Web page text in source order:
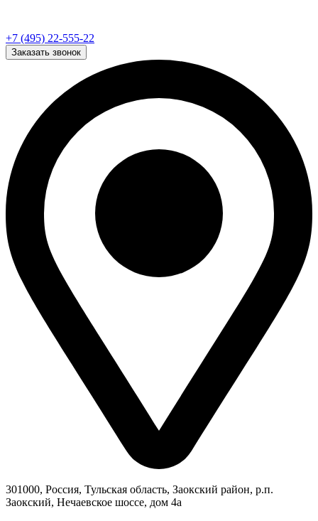
+7 (495) 22-555-22
Заказать звонок
301000, Россия, Тульская область, Заокский район, р.п.
Заокский, Нечаевское шоссе, дом 4а